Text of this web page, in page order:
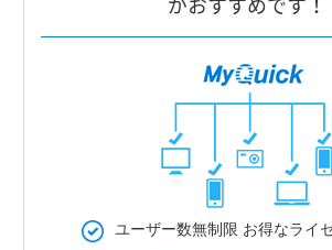
ユーザー数無制限 お得なライ